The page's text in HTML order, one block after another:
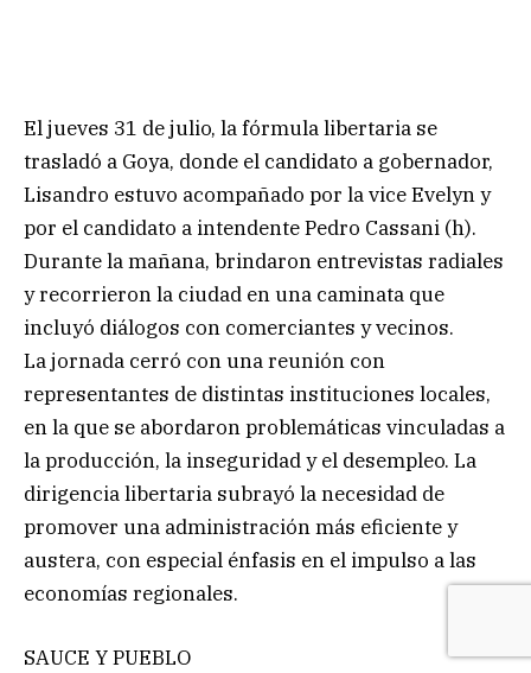
El jueves 31 de julio, la fórmula libertaria se
trasladó a Goya, donde el candidato a gobernador,
Lisandro estuvo acompañado por la vice Evelyn y
por el candidato a intendente Pedro Cassani (h).
Durante la mañana, brindaron entrevistas radiales
y recorrieron la ciudad en una caminata que
incluyó diálogos con comerciantes y vecinos.
La jornada cerró con una reunión con
representantes de distintas instituciones locales,
en la que se abordaron problemáticas vinculadas a
la producción, la inseguridad y el desempleo. La
dirigencia libertaria subrayó la necesidad de
promover una administración más eficiente y
austera, con especial énfasis en el impulso a las
economías regionales.
SAUCE Y PUEBLO